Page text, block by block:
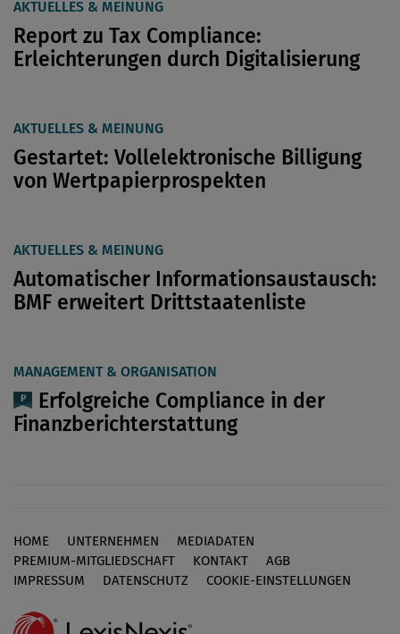
AKTUELLES & MEINUNG
Report zu Tax Compliance:
Erleichterungen durch Digitalisierung
AKTUELLES & MEINUNG
Gestartet: Vollelektronische Billigung
von Wertpapierprospekten
AKTUELLES & MEINUNG
Automatischer Informationsaustausch:
BMF erweitert Drittstaatenliste
MANAGEMENT & ORGANISATION
Erfolgreiche Compliance in der
Finanzberichterstattung
Footer
HOME UNTERNEHMEN
MEDIADATEN
PREMIUM-MITGLIEDSCHAFT
KONTAKT
AGB
IMPRESSUM
DATENSCHUTZ COOKIE-EINSTELLUNGEN